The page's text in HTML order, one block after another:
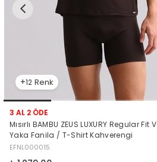
12
3 AL 2 ÖDE
Mısırlı BAMBU ZEUS LUXURY Regular Fit V
Yaka Fanila / T-Shirt Kahverengi
EFNL000015